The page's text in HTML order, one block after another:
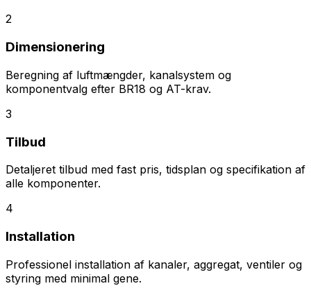
2
Dimensionering
Beregning af luftmængder, kanalsystem og
komponentvalg efter BR18 og AT-krav.
3
Tilbud
Detaljeret tilbud med fast pris, tidsplan og specifikation af
alle komponenter.
4
Installation
Professionel installation af kanaler, aggregat, ventiler og
styring med minimal gene.